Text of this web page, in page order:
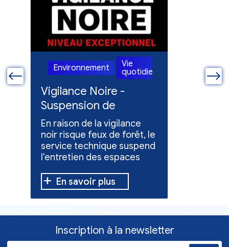
Environnement
Vie
quotidienne
Vigilance Noire -
Suspension de
l'entretien des
espaces verts
En raison de la vigilance
noir risque feux de forêt, le
service technique suspend
l'entretien des espaces
En savoir plus
Feux
Inscription à la newsletter